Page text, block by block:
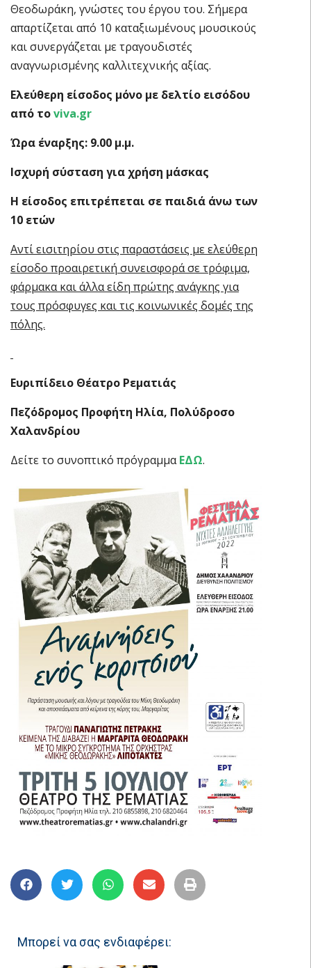
Θεοδωράκη, γνώστες του έργου του. Σήμερα
απαρτίζεται από 10 καταξιωμένους μουσικούς
και συνεργάζεται με τραγουδιστές
αναγνωρισμένης καλλιτεχνικής αξίας.
Ελεύθερη είσοδος μόνο με δελτίο εισόδου
από τοviva.gr
Ώρα έναρξης: 9.00 μ.μ.
Ισχυρή σύσταση για χρήση μάσκας
Η είσοδος επιτρέπεται σε παιδιά άνω των
10 ετών
Αντί εισιτηρίου στις παραστάσεις με ελεύθερη
είσοδο προαιρετική συνεισφορά σε τρόφιμα,
φάρμακα και άλλα είδη πρώτης ανάγκης για
τους πρόσφυγες και τις κοινωνικές δομές της
πόλης.
Ευριπίδειο Θέατρο Ρεματιάς
Πεζόδρομος Προφήτη Ηλία, Πολύδροσο
Χαλανδρίου
Δείτε το συνοπτικό πρόγραμμαΕΔΩ.
Μπορεί να σας ενδιαφέρει: